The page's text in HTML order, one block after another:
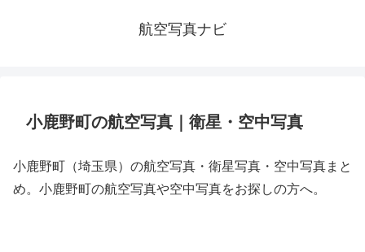
航空写真ナビ
小鹿野町の航空写真｜衛星・空中写真
小鹿野町（埼玉県）の航空写真・衛星写真・空中写真まと
め。小鹿野町の航空写真や空中写真をお探しの方へ。